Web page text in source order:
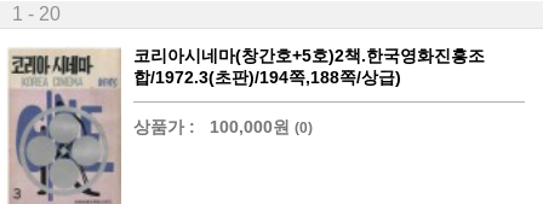
1 - 20
코리아시네마(창간호+5호)2책.한국영화진흥조
합/1972.3(초판)/194쪽,188쪽/상급)
상품가 : 100,000원 (0)